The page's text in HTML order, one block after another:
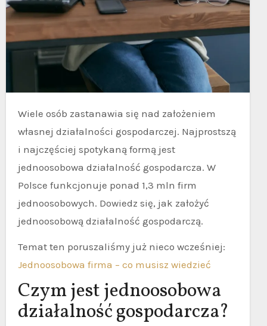
Wiele osób zastanawia się nad założeniem
własnej działalności gospodarczej. Najprostszą
i najczęściej spotykaną formą jest
jednoosobowa działalność gospodarcza. W
Polsce funkcjonuje ponad 1,3 mln firm
jednoosobowych. Dowiedz się, jak założyć
jednoosobową działalność gospodarczą.
Temat ten poruszaliśmy już nieco wcześniej:
Jednoosobowa firma – co musisz wiedzieć
Czym jest jednoosobowa
działalność gospodarcza?